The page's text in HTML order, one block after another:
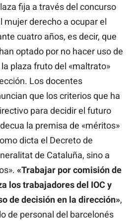
fija a través del concurso
mujer derecho a ocupar el
cuatro años, es decir, que
optado por no hacer uso de
plaza fruto del «maltrato»
Los docentes
que los criterios que ha
para decidir el futuro
la premisa de «méritos»
dicta el Decreto de
de Cataluña, sino a
«Trabajar por comisión de
los trabajadores del IOC y
de decisión en la dirección»,
de personal del barcelonés